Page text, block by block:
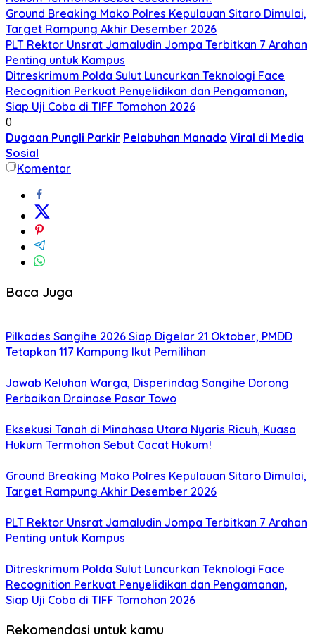
Ground Breaking Mako Polres Kepulauan Sitaro Dimulai,
Target Rampung Akhir Desember 2026
​PLT Rektor Unsrat Jamaludin Jompa Terbitkan 7 Arahan
Penting untuk Kampus
Ditreskrimum Polda Sulut Luncurkan Teknologi Face
Recognition Perkuat Penyelidikan dan Pengamanan,
Siap Uji Coba di TIFF Tomohon 2026
0
Dugaan Pungli Parkir Pelabuhan Manado Viral di Media
Sosial
Komentar
Baca Juga
Pilkades Sangihe 2026 Siap Digelar 21 Oktober, PMDD
Tetapkan 117 Kampung Ikut Pemilihan
Jawab Keluhan Warga, Disperindag Sangihe Dorong
Perbaikan Drainase Pasar Towo
Eksekusi Tanah di Minahasa Utara Nyaris Ricuh, Kuasa
Hukum Termohon Sebut Cacat Hukum!
Ground Breaking Mako Polres Kepulauan Sitaro Dimulai,
Target Rampung Akhir Desember 2026
​PLT Rektor Unsrat Jamaludin Jompa Terbitkan 7 Arahan
Penting untuk Kampus
Ditreskrimum Polda Sulut Luncurkan Teknologi Face
Recognition Perkuat Penyelidikan dan Pengamanan,
Siap Uji Coba di TIFF Tomohon 2026
Rekomendasi untuk kamu